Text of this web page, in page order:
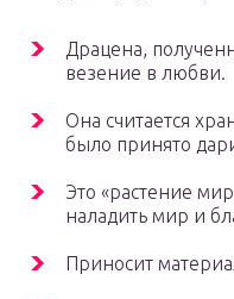
Драцена,
везение в любви.
Она считается
было принято
Это «растение
наладить мир и
Приносит